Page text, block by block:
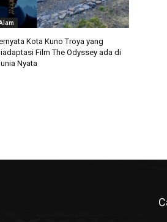
Kota Kuno Troya yang
Film The Odyssey ada di
Nyata